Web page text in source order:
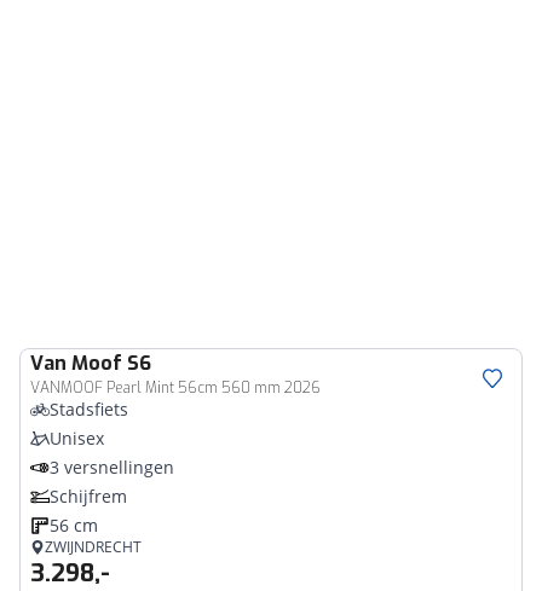
Van Moof S6
VANMOOF Pearl Mint 56cm 560 mm 2026
Stadsfiets
Unisex
3 versnellingen
Schijfrem
56 cm
ZWIJNDRECHT
3.298,-